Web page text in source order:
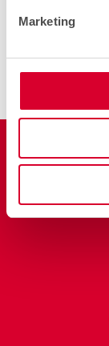
Marketing